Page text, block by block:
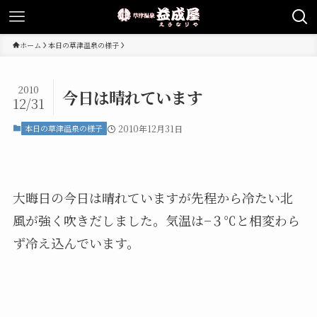
ホーム 本日の草津温泉の様子
今日は晴れています
2010
12/31
本日の草津温泉の様子 2010年12月31日
大晦日の今日は晴れていますが先程から冷たい北
風が強く吹きだしました。気温は−３℃と相変わら
ず冷え込んでいます。